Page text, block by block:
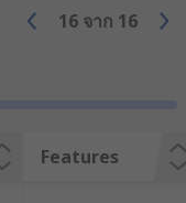
16 จาก 16
Features